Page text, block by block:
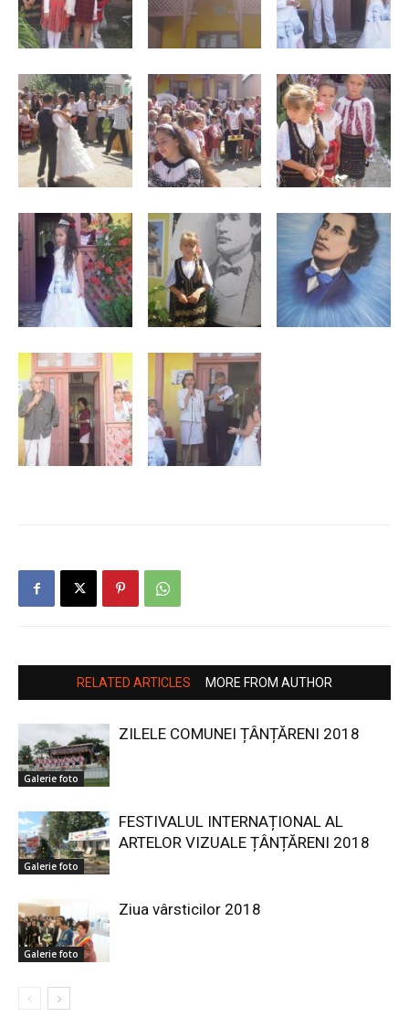
RELATED ARTICLES MORE FROM AUTHOR
Galerie foto
ZILELE COMUNEI ȚÂNȚĂRENI 2018
Galerie foto
FESTIVALUL INTERNAȚIONAL AL
ARTELOR VIZUALE ȚÂNȚĂRENI 2018
Galerie foto
Ziua vârsticilor 2018